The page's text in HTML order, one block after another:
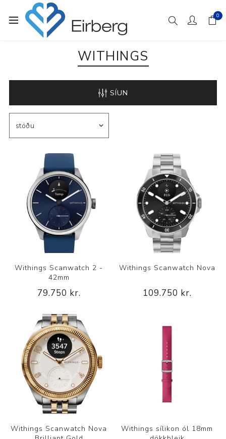
0
WITHINGS
SÍUN
Withings Scanwatch 2 -
42mm
79.750 kr.
Withings Scanwatch Nova
109.750 kr.
Withings Scanwatch Nova
Withings sílikon ól 18mm